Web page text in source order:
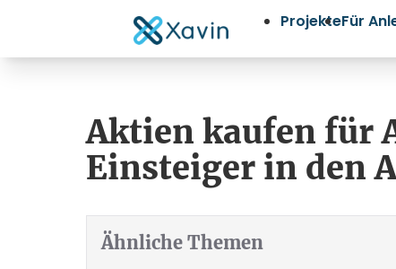
ProjekteFür
Aktien kaufen für
Einsteiger in den
Ähnliche Themen